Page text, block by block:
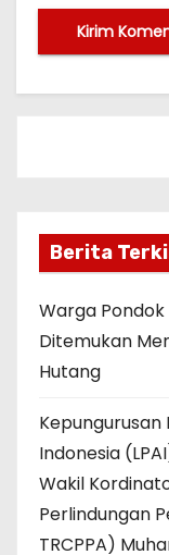
Berita
Warga Pondok
Ditemukan
Hutang
Indonesia
Wakil
Perlindungan
TRCPPA)